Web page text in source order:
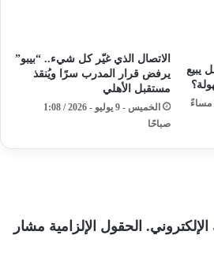
هل يبيع
الاتصال الذي غيّر كل شيء.. “بيبو”
يرفض قرار المدرب سرًا ويُنقذ
مستقبل الأهلي
الخميس - 9 يوليو - 2026 / 1:08
صباحًا
الحقول الإلزامية مشار